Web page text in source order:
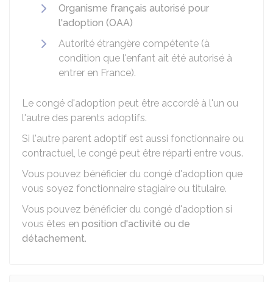
Organisme français autorisé pour
l'adoption (OAA)
Autorité étrangère compétente (à
condition que l'enfant ait été autorisé à
entrer en France).
Le congé d'adoption peut être accordé à l'un ou
l'autre des parents adoptifs.
Si l'autre parent adoptif est aussi fonctionnaire ou
contractuel, le congé peut être réparti entre vous.
Vous pouvez bénéficier du congé d'adoption que
vous soyez fonctionnaire stagiaire ou titulaire.
Vous pouvez bénéficier du congé d'adoption si
vous êtes en position d'activité ou de
détachement.